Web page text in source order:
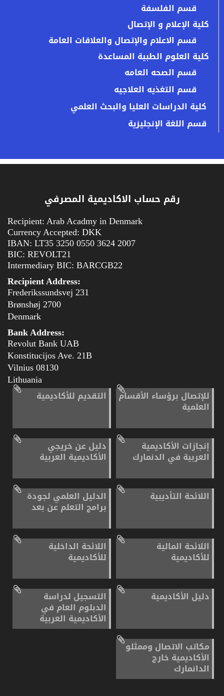
قسم الفلسفة
كلية الإعلام و الإتصال
قسم الاعلام والإتصال والعلاقات العامة
كلية العلوم الطبية المساعدة
قسم الصحه العامه
قسم التغذيه العلاجيه
كلية الدراسات العليا والبحث العلمي
قسم اللغة الإنجليزية
رقم حساب الاكاديمية المصرفي
Recipient: Arab Acadmy in Denmark
Currency Accepted: DKK
IBAN: LT35 3250 0550 3624 2007
BIC: REVOLT21
Intermediary BIC: BARCGB22
Recipient Address:
Frederikssundsvej 231
2700 Brønshøj
Denmark
Bank Address:
Revolut Bank UAB
Konstitucijos Ave. 21B
08130 Vilnius
Lithuania
للإتصال برؤساء الأقسام
العلمية
التقديم للأكاديمية
إنجازات الأكاديمية
العربية في الدنمارك
دليل عن خريجي
الأكاديمية العربية
اللائحة التأديبية الدليل العلمي لجودة
برامج التعلم عن بعد
اللائحة المالية
للأكاديمية
اللائحة الداخلية
للأكاديمية
دليل الأكاديمية التسجيل لدراسة
الدبلوم العام في
الأكاديمية العربية
مكاتب الاتصال وممثلو
الأكاديمية خارج
الدانمارك